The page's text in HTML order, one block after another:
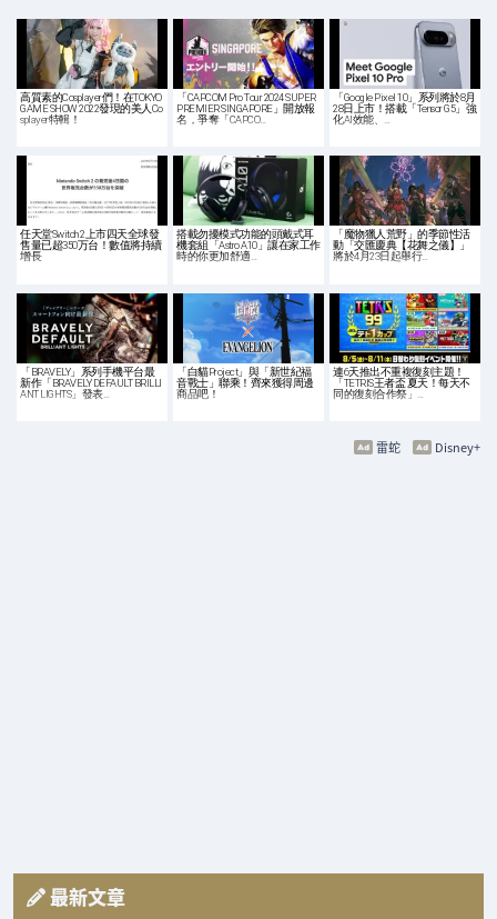
高質素的Cosplayer們！在TOKYO
GAME SHOW 2022發現的美人Co
splayer特輯！
「CAPCOM Pro Tour 2024 SUPER
PREMIER SINGAPORE」開放報
名，爭奪「CAPCO…
「Google Pixel 10」系列將於8月
28日上市！搭載「Tensor G5」強
化AI效能、…
任天堂Switch 2上市四天全球發
售量已超350万台！數值將持續
增長
搭載勿擾模式功能的頭戴式耳
機套組「Astro A10」讓在家工作
時的你更加舒適…
「魔物獵人荒野」的季節性活
動「交匯慶典【花舞之儀】」
將於4月23日起舉行…
「BRAVELY」系列手機平台最
新作「BRAVELY DEFAULT BRILLI
ANT LIGHTS」發表…
「白貓Project」與「新世紀福
音戰士」聯乘！齊來獲得周邊
商品吧！
連6天推出不重複復刻主題！
「TETRIS王者盃 夏天！每天不
同的復刻合作祭」…
Disney+
雷蛇
最新文章